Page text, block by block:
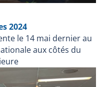
2024
le 14 mai dernier au
aux côtés du